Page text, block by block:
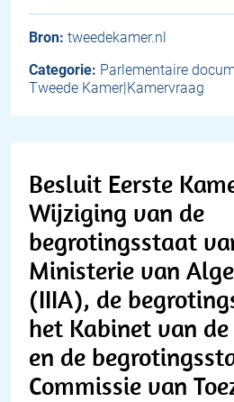
Bron: tweedekamer.nl
Categorie: Parlementaire
Tweede Kamer|Kamervraag
Besluit Eerste
Wijziging van de
begrotingsstaat
Ministerie van
(IIIA), de
het Kabinet van
en de
Commissie van